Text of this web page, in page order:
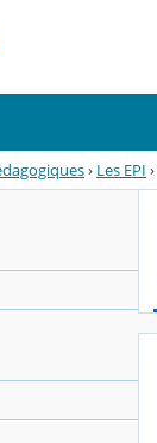
› Les EPI ›